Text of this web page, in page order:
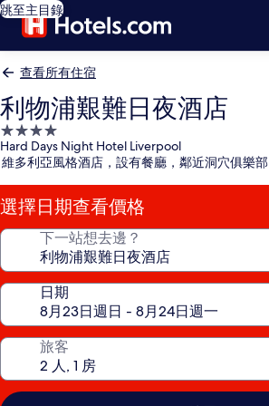
跳至主目錄
查看所有住宿
利物浦艱難日夜酒店
4.0
星
級
住
宿
Hard Days Night Hotel Liverpool
維多利亞風格酒店，設有餐廳，鄰近洞穴俱樂部
選擇日期查看價格
下一站想去邊？
日期
旅客